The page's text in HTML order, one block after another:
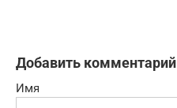
Добавить комментарий
Имя